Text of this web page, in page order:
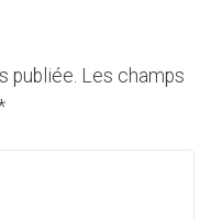
publiée. Les champs